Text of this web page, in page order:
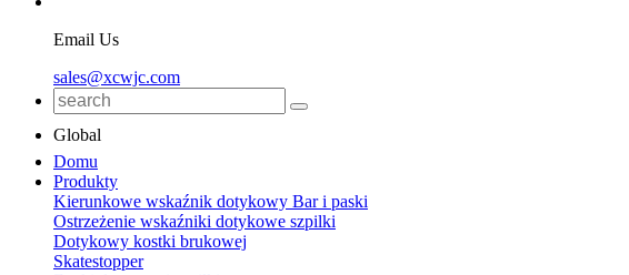
Email Us
sales@xcwjc.com
Global
Domu
Produkty
Kierunkowe wskaźnik dotykowy Bar i paski
Ostrzeżenie wskaźniki dotykowe szpilki
Dotykowy kostki brukowej
Skatestopper